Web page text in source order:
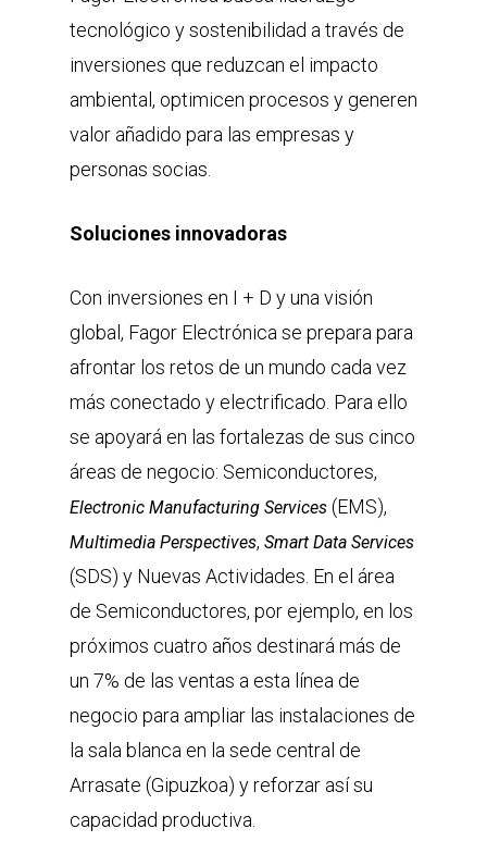
tecnológico y sostenibilidad a través de
inversiones que reduzcan el impacto
ambiental, optimicen procesos y generen
valor añadido para las empresas y
personas socias.
Soluciones innovadoras
Con inversiones en I + D y una visión
global, Fagor Electrónica se prepara para
afrontar los retos de un mundo cada vez
más conectado y electrificado. Para ello
se apoyará en las fortalezas de sus cinco
áreas de negocio: Semiconductores,
Electronic Manufacturing Services (EMS),
Multimedia Perspectives, Smart Data Services
(SDS) y Nuevas Actividades. En el área
de Semiconductores, por ejemplo, en los
próximos cuatro años destinará más de
un 7% de las ventas a esta línea de
negocio para ampliar las instalaciones de
la sala blanca en la sede central de
Arrasate (Gipuzkoa) y reforzar así su
capacidad productiva.